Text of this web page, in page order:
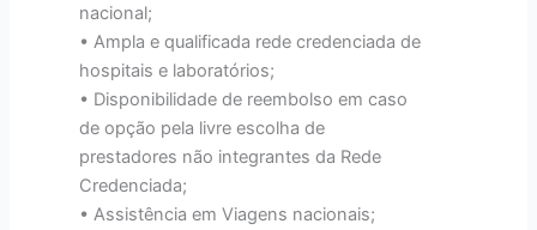
nacional;
• Ampla e qualificada rede credenciada de
hospitais e laboratórios;
• Disponibilidade de reembolso em caso
de opção pela livre escolha de
prestadores não integrantes da Rede
Credenciada;
• Assistência em Viagens nacionais;